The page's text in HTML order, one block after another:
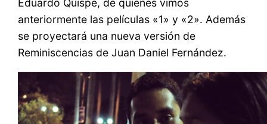
Eduardo Quispe, de quienes vimos
anteriormente las películas «1» y «2». Además
se proyectará una nueva versión de
Reminiscencias de Juan Daniel Fernández.